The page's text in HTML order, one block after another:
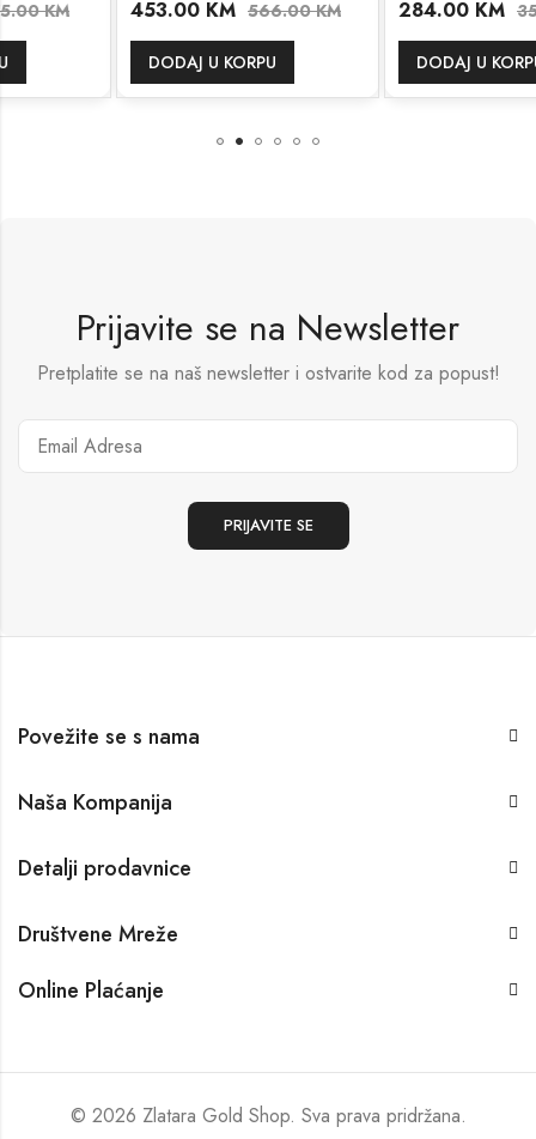
453.00 KM 566.00 KM
DODAJ U KORPU
284.00 KM 355.00KM
DODAJ U KORPU
Prijavite se na Newsletter
Pretplatite se na naš newsletter i ostvarite kod za popust!
Povežite se s nama
Naša Kompanija
Detalji prodavnice
Društvene Mreže
Online Plaćanje
© 2026 Zlatara Gold Shop. Sva prava pridržana.